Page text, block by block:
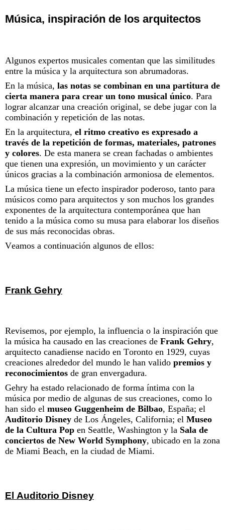
Música, inspiración de los arquitectos
Algunos expertos musicales comentan que las similitudes
entre la música y la arquitectura son abrumadoras.
En la música, las notas se combinan en una partitura de
cierta manera para crear un tono musical único. Para
lograr alcanzar una creación original, se debe jugar con la
combinación y repetición de las notas.
En la arquitectura, el ritmo creativo es expresado a
través de la repetición de formas, materiales, patrones
y colores. De esta manera se crean fachadas o ambientes
que tienen una expresión, un movimiento y un carácter
únicos gracias a la combinación armoniosa de elementos.
La música tiene un efecto inspirador poderoso, tanto para
músicos como para arquitectos y son muchos los grandes
exponentes de la arquitectura contemporánea que han
tenido a la música como su musa para elaborar los diseños
de sus más reconocidas obras.
Veamos a continuación algunos de ellos:
Frank Gehry
Revisemos, por ejemplo, la influencia o la inspiración que
la música ha causado en las creaciones de Frank Gehry,
arquitecto canadiense nacido en Toronto en 1929, cuyas
creaciones alrededor del mundo le han valido premios y
reconocimientos de gran envergadura.
Gehry ha estado relacionado de forma íntima con la
música por medio de algunas de sus creaciones, como lo
han sido el museo Guggenheim de Bilbao, España; el
Auditorio Disney de Los Ángeles, California; el Museo
de la Cultura Pop en Seattle, Washington y la Sala de
conciertos de New World Symphony, ubicado en la zona
de Miami Beach, en la ciudad de Miami.
El Auditorio Disney